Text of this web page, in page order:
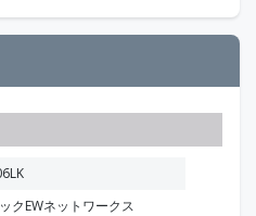
クEWネットワークス